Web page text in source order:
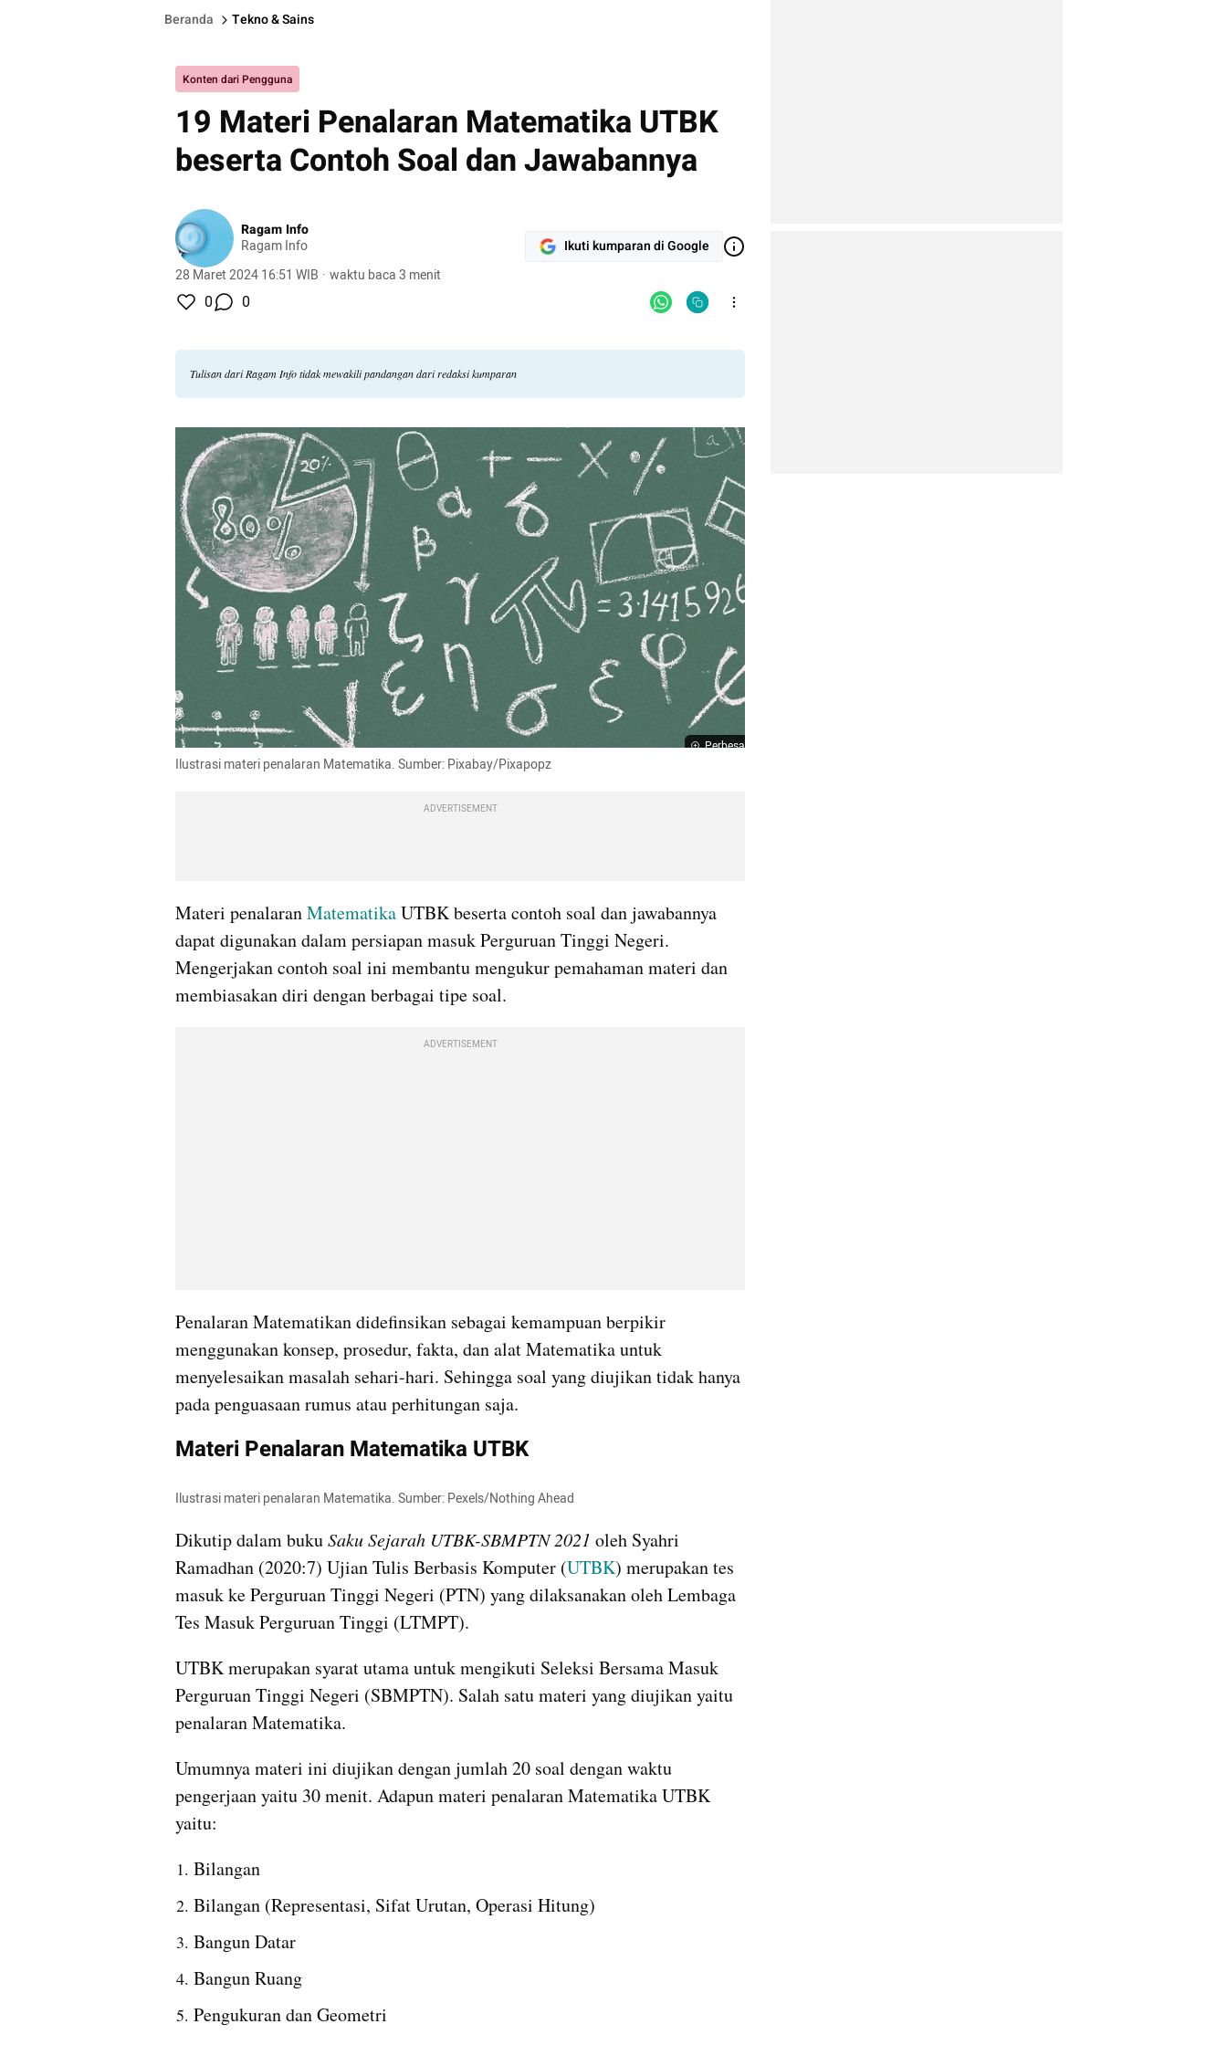
Beranda Tekno & Sains
Konten dari Pengguna
19 Materi Penalaran Matematika UTBK
beserta Contoh Soal dan Jawabannya
Ragam Info
Ragam Info
28 Maret 2024 16:51 WIB · waktu baca 3 menit
Ikuti kumparan di Google
0 0
Tulisan dari Ragam Info tidak mewakili pandangan dari redaksi kumparan
Perbesar
Ilustrasi materi penalaran Matematika. Sumber: Pixabay/Pixapopz
ADVERTISEMENT
Materi penalaran Matematika UTBK beserta contoh soal dan jawabannya
dapat digunakan dalam persiapan masuk Perguruan Tinggi Negeri.
Mengerjakan contoh soal ini membantu mengukur pemahaman materi dan
membiasakan diri dengan berbagai tipe soal.
ADVERTISEMENT
Penalaran Matematikan didefinsikan sebagai kemampuan berpikir
menggunakan konsep, prosedur, fakta, dan alat Matematika untuk
menyelesaikan masalah sehari-hari. Sehingga soal yang diujikan tidak hanya
pada penguasaan rumus atau perhitungan saja.
Materi Penalaran Matematika UTBK
Ilustrasi materi penalaran Matematika. Sumber: Pexels/Nothing Ahead
Dikutip dalam buku Saku Sejarah UTBK-SBMPTN 2021 oleh Syahri
Ramadhan (2020:7) Ujian Tulis Berbasis Komputer (UTBK) merupakan tes
masuk ke Perguruan Tinggi Negeri (PTN) yang dilaksanakan oleh Lembaga
Tes Masuk Perguruan Tinggi (LTMPT).
UTBK merupakan syarat utama untuk mengikuti Seleksi Bersama Masuk
Perguruan Tinggi Negeri (SBMPTN). Salah satu materi yang diujikan yaitu
penalaran Matematika.
Umumnya materi ini diujikan dengan jumlah 20 soal dengan waktu
pengerjaan yaitu 30 menit. Adapun materi penalaran Matematika UTBK
yaitu:
Bilangan
Bilangan (Representasi, Sifat Urutan, Operasi Hitung)
Bangun Datar
Bangun Ruang
Pengukuran dan Geometri